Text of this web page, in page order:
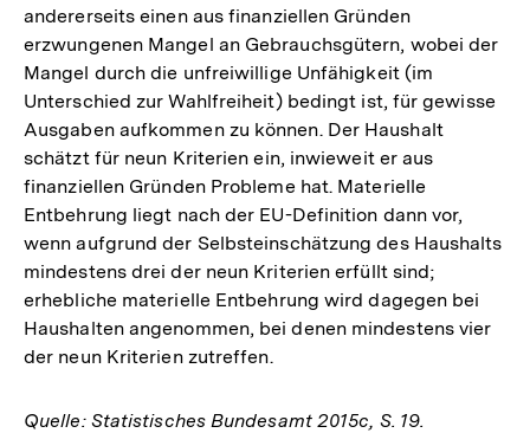
andererseits einen aus finanziellen Gründen
erzwungenen Mangel an Gebrauchsgütern, wobei der
Mangel durch die unfreiwillige Unfähigkeit (im
Unterschied zur Wahlfreiheit) bedingt ist, für gewisse
Ausgaben aufkommen zu können. Der Haushalt
schätzt für neun Kriterien ein, inwieweit er aus
finanziellen Gründen Probleme hat. Materielle
Entbehrung liegt nach der EU-Definition dann vor,
wenn aufgrund der Selbsteinschätzung des Haushalts
mindestens drei der neun Kriterien erfüllt sind;
erhebliche materielle Entbehrung wird dagegen bei
Haushalten angenommen, bei denen mindestens vier
der neun Kriterien zutreffen.
Quelle: Statistisches Bundesamt 2015c, S. 19.